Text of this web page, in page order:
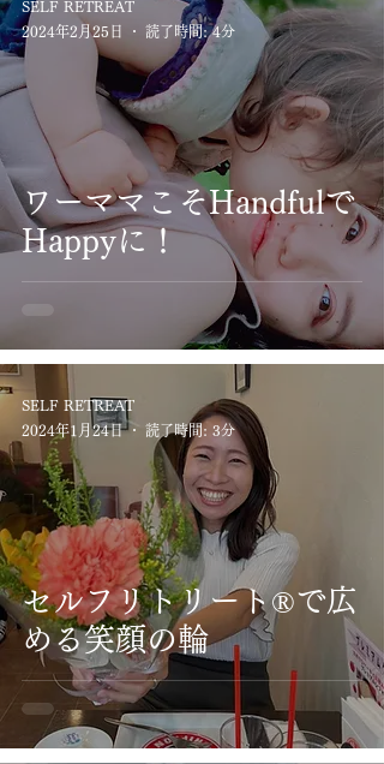
ワーママこそHandfulで
Happyに！
SELF RETREAT
2024年2月25日
読了時間: 4分
セルフリトリート®で広
める笑顔の輪
SELF RETREAT
2024年1月24日
読了時間: 3分